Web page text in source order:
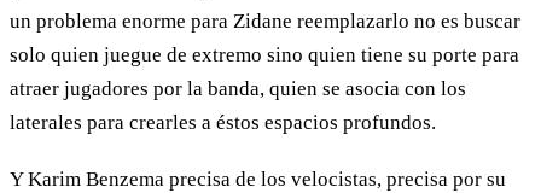
un problema enorme para Zidane reemplazarlo no es buscar
solo quien juegue de extremo sino quien tiene su porte para
atraer jugadores por la banda, quien se asocia con los
laterales para crearles a éstos espacios profundos.
Y Karim Benzema precisa de los velocistas, precisa por su